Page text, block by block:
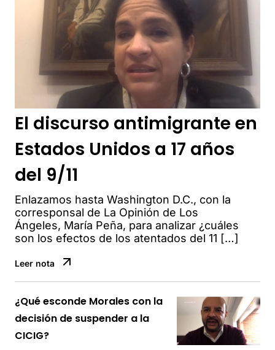
El discurso antimigrante en
Estados Unidos a 17 años
del 9/11
Enlazamos hasta Washington D.C., con la
corresponsal de La Opinión de Los
Ángeles, María Peña, para analizar ¿cuáles
son los efectos de los atentados del 11 […]
Leer nota
¿Qué esconde Morales con la
decisión de suspender a la
CICIG?